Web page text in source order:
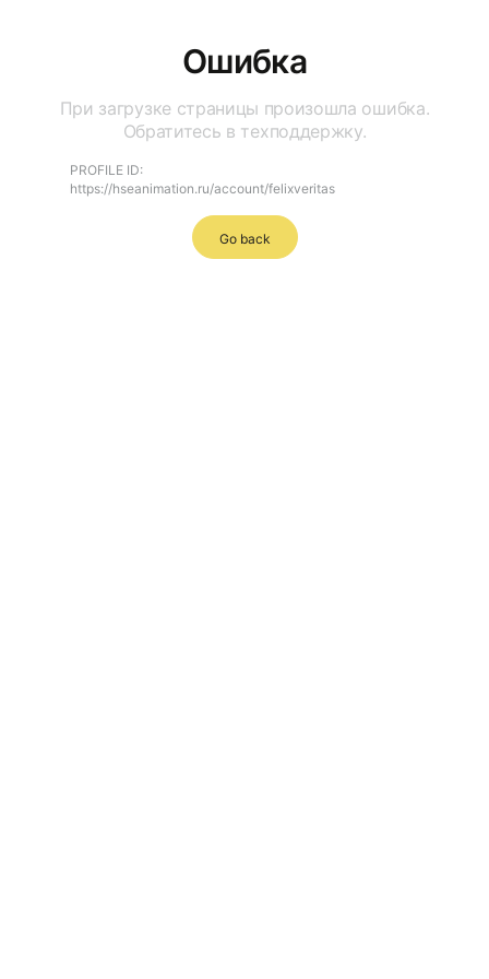
Ошибка
При загрузке страницы произошла ошибка.
Обратитесь в техподдержку.
PROFILE ID:
https://hseanimation.ru/account/felixveritas
Go back